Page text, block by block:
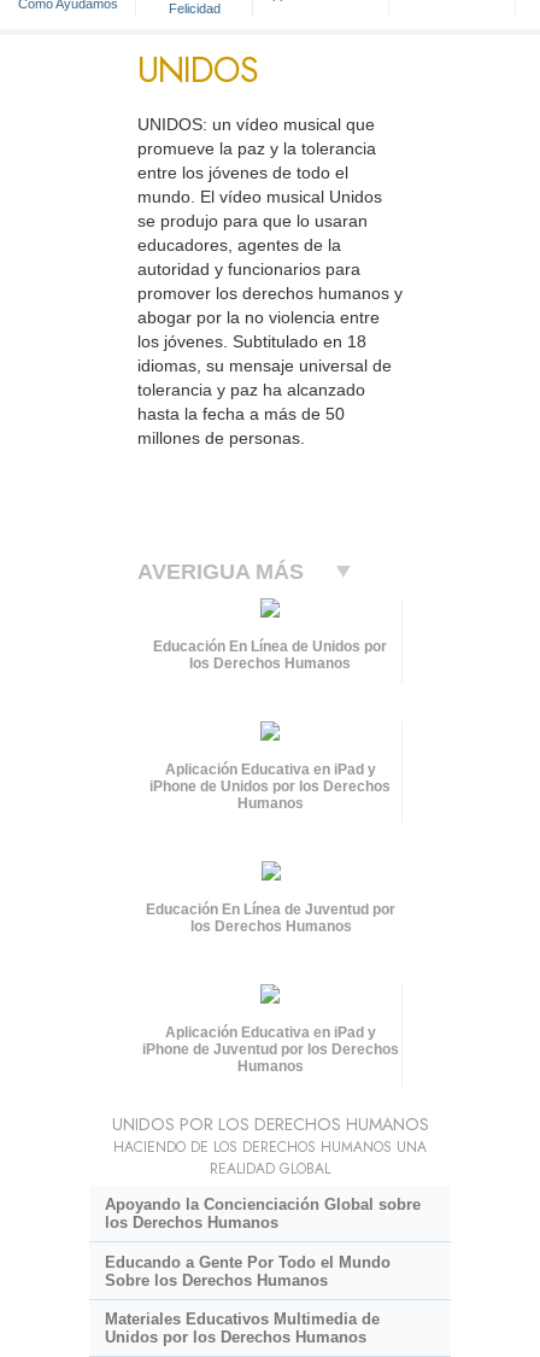
Cómo Ayudamos
Felicidad
UNIDOS
UNIDOS: un vídeo musical que
promueve la paz y la tolerancia
entre los jóvenes de todo el
mundo. El vídeo musical Unidos
se produjo para que lo usaran
educadores, agentes de la
autoridad y funcionarios para
promover los derechos humanos y
abogar por la no violencia entre
los jóvenes. Subtitulado en 18
idiomas, su mensaje universal de
tolerancia y paz ha alcanzado
hasta la fecha a más de 50
millones de personas.
AVERIGUA MÁS
Educación En Línea de Unidos por
los Derechos Humanos
Aplicación Educativa en iPad y
iPhone de Unidos por los Derechos
Humanos
Educación En Línea de Juventud por
los Derechos Humanos
Aplicación Educativa en iPad y
iPhone de Juventud por los Derechos
Humanos
UNIDOS POR LOS DERECHOS HUMANOS
HACIENDO DE LOS DERECHOS HUMANOS UNA
REALIDAD GLOBAL
Apoyando la Concienciación Global sobre
los Derechos Humanos
Educando a Gente Por Todo el Mundo
Sobre los Derechos Humanos
Materiales Educativos Multimedia de
Unidos por los Derechos Humanos